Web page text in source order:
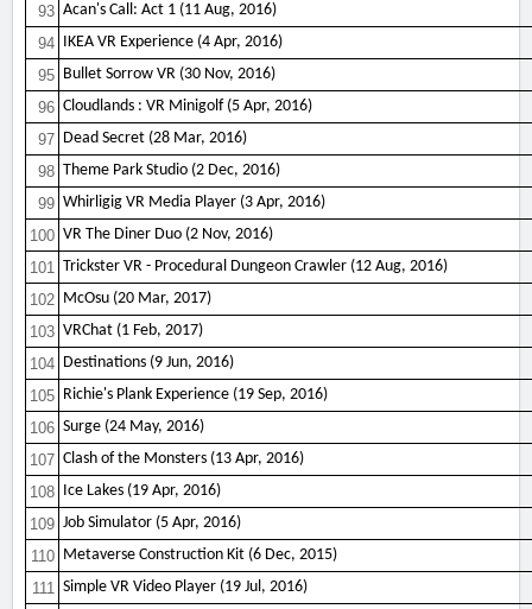
93 Acan's Call: Act 1 (11 Aug, 2016)
94 IKEA VR Experience (4 Apr, 2016)
95 Bullet Sorrow VR (30 Nov, 2016)
96 Cloudlands : VR Minigolf (5 Apr, 2016)
97 Dead Secret (28 Mar, 2016)
98 Theme Park Studio (2 Dec, 2016)
99 Whirligig VR Media Player (3 Apr, 2016)
100 VR The Diner Duo (2 Nov, 2016)
101 Trickster VR - Procedural Dungeon Crawler (12 Aug, 2016)
102 McOsu (20 Mar, 2017)
103 VRChat (1 Feb, 2017)
104 Destinations (9 Jun, 2016)
105 Richie's Plank Experience (19 Sep, 2016)
106 Surge (24 May, 2016)
107 Clash of the Monsters (13 Apr, 2016)
108 Ice Lakes (19 Apr, 2016)
109 Job Simulator (5 Apr, 2016)
110 Metaverse Construction Kit (6 Dec, 2015)
111 Simple VR Video Player (19 Jul, 2016)